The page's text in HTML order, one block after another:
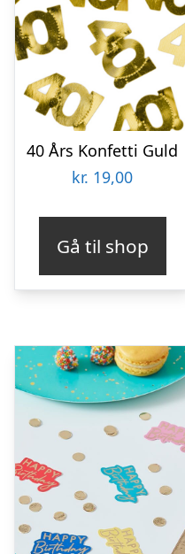
40 Års Konfetti Guld
kr. 19,00
Gå til shop